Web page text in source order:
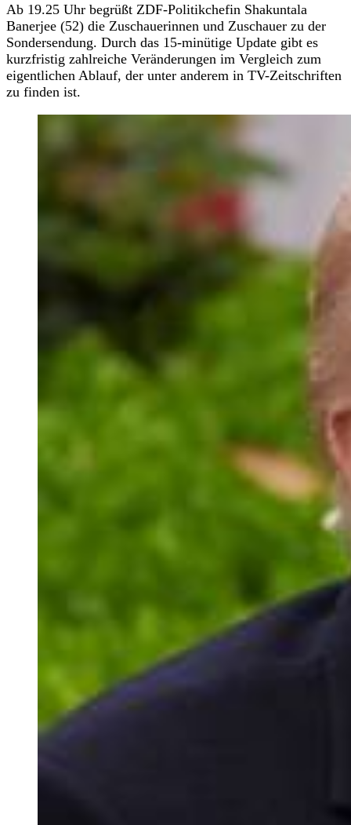
Ab 19.25 Uhr begrüßt ZDF-Politikchefin Shakuntala
Banerjee (52) die Zuschauerinnen und Zuschauer zu der
Sondersendung. Durch das 15-minütige Update gibt es
kurzfristig zahlreiche Veränderungen im Vergleich zum
eigentlichen Ablauf, der unter anderem in TV-Zeitschriften
zu finden ist.